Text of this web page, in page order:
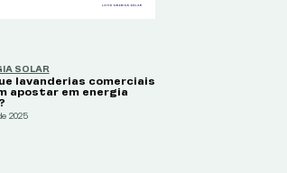
SOLAR
lavanderias comerciais
apostar em energia
2025